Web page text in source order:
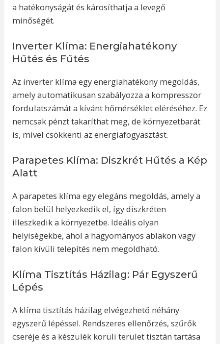
a hatékonyságát és károsíthatja a levegő
minőségét.
Inverter Klíma: Energiahatékony
Hűtés és Fűtés
Az inverter klíma egy energiahatékony megoldás,
amely automatikusan szabályozza a kompresszor
fordulatszámát a kívánt hőmérséklet eléréséhez. Ez
nemcsak pénzt takaríthat meg, de környezetbarát
is, mivel csökkenti az energiafogyasztást.
Parapetes Klíma: Diszkrét Hűtés a Kép
Alatt
A parapetes klíma egy elegáns megoldás, amely a
falon belül helyezkedik el, így diszkréten
illeszkedik a környezetbe. Ideális olyan
helyiségekbe, ahol a hagyományos ablakon vagy
falon kívüli telepítés nem megoldható.
Klíma Tisztítás Házilag: Pár Egyszerű
Lépés
A klíma tisztítás házilag elvégezhető néhány
egyszerű lépéssel. Rendszeres ellenőrzés, szűrők
cseréje és a készülék körüli terület tisztán tartása